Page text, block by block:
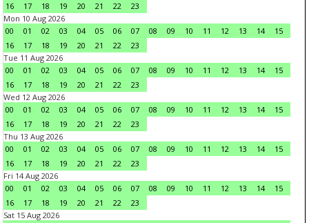
16
17 18 19 20 21 22
23
Mon 10 Aug 2026
00
01 02 03 04 05 06 07 08 09 10 11 12 13 14
15
16
17 18 19 20 21 22
23
Tue 11 Aug 2026
00
01 02 03 04 05 06 07 08 09 10 11 12 13 14
15
16
17 18 19 20 21 22
23
Wed 12 Aug 2026
00
01 02 03 04 05 06 07 08 09 10 11 12 13 14
15
16
17 18 19 20 21 22
23
Thu 13 Aug 2026
00
01 02 03 04 05 06 07 08 09 10 11 12 13 14
15
16
17 18 19 20 21 22
23
Fri 14 Aug 2026
00
01 02 03 04 05 06 07 08 09 10 11 12 13 14
15
16
17 18 19 20 21 22
23
Sat 15 Aug 2026